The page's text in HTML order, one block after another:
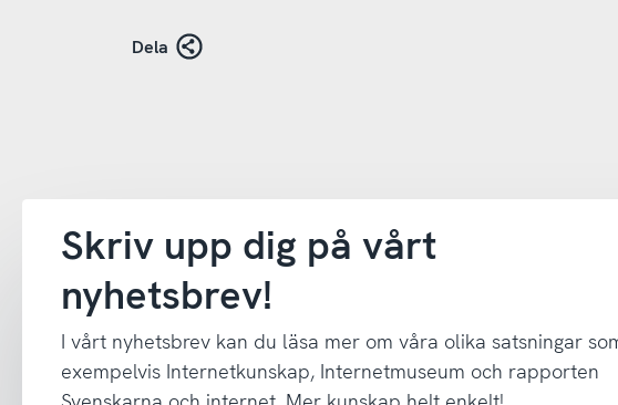
Dela
Skriv upp dig på vårt
nyhetsbrev!
I vårt nyhetsbrev kan du läsa mer om våra olika satsningar
exempelvis Internetkunskap, Internetmuseum och rapporten